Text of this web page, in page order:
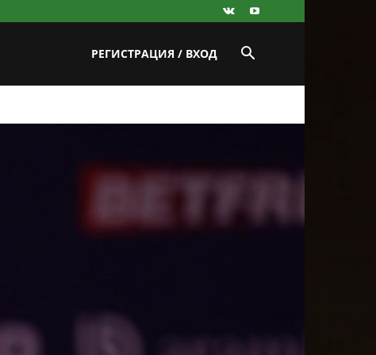
РЕГИСТРАЦИЯ / ВХОД